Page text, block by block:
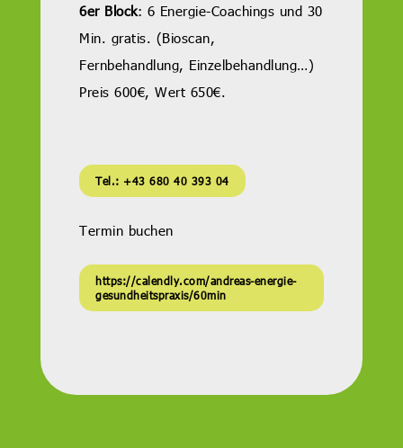
6er Block: 6 Energie-Coachings und 30
Min. gratis. (Bioscan,
Fernbehandlung, Einzelbehandlung…)
Preis 600€, Wert 650€.
Tel.: +43 680 40 393 04
Termin buchen
https://calendly.com/andreas-energie-
gesundheitspraxis/60min